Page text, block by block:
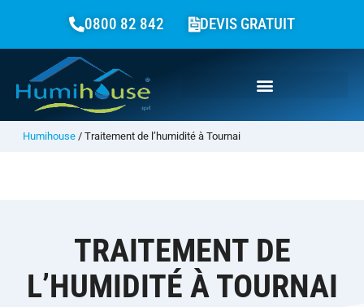
0800 82 842 DEVIS GRATUIT
Humihouse / Traitement de l’humidité à Tournai
TRAITEMENT DE
L’HUMIDITÉ À TOURNAI